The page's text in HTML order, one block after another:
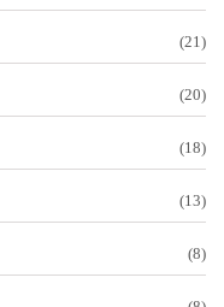
(21)
(20)
(18)
(13)
(8)